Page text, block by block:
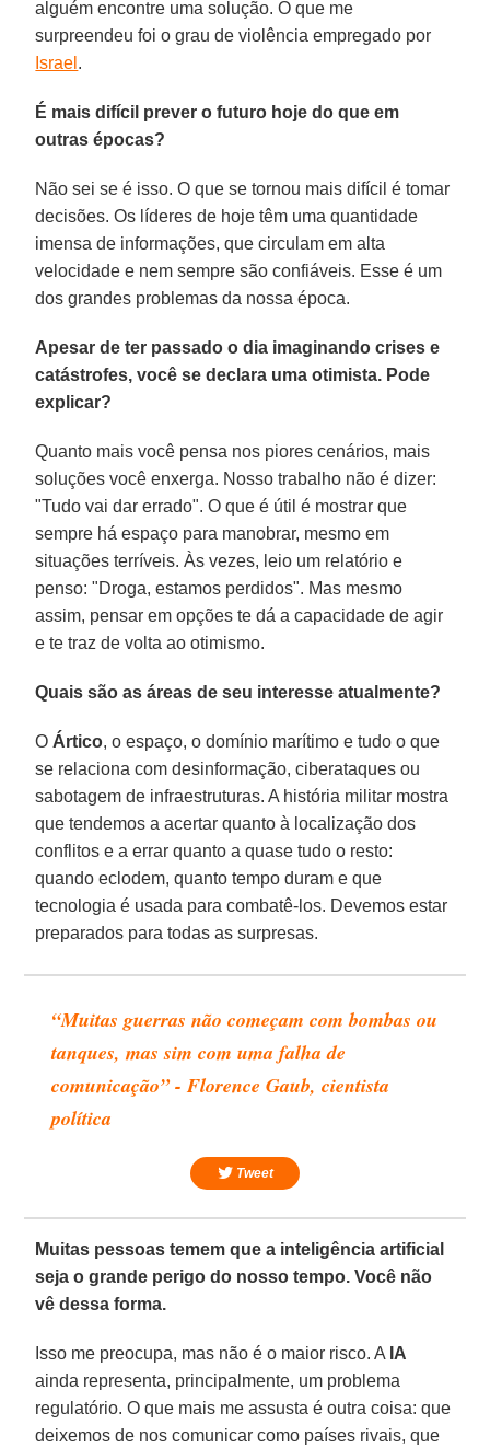
alguém encontre uma solução. O que me
surpreendeu foi o grau de violência empregado por
Israel .
É mais difícil prever o futuro hoje do que em
outras épocas?
Não sei se é isso. O que se tornou mais difícil é tomar
decisões. Os líderes de hoje têm uma quantidade
imensa de informações, que circulam em alta
velocidade e nem sempre são confiáveis. Esse é um
dos grandes problemas da nossa época.
Apesar de ter passado o dia imaginando crises e
catástrofes, você se declara uma otimista. Pode
explicar?
Quanto mais você pensa nos piores cenários, mais
soluções você enxerga. Nosso trabalho não é dizer:
"Tudo vai dar errado". O que é útil é mostrar que
sempre há espaço para manobrar, mesmo em
situações terríveis. Às vezes, leio um relatório e
penso: "Droga, estamos perdidos". Mas mesmo
assim, pensar em opções te dá a capacidade de agir
e te traz de volta ao otimismo.
Quais são as áreas de seu interesse atualmente?
O Ártico, o espaço, o domínio marítimo e tudo o que
se relaciona com desinformação, ciberataques ou
sabotagem de infraestruturas. A história militar mostra
que tendemos a acertar quanto à localização dos
conflitos e a errar quanto a quase tudo o resto:
quando eclodem, quanto tempo duram e que
tecnologia é usada para combatê-los. Devemos estar
preparados para todas as surpresas.
“Muitas guerras não começam com bombas ou
tanques, mas sim com uma falha de
comunicação” - Florence Gaub, cientista
política
Tweet
Muitas pessoas temem que a inteligência artificial
seja o grande perigo do nosso tempo. Você não
vê dessa forma.
Isso me preocupa, mas não é o maior risco. A IA
ainda representa, principalmente, um problema
regulatório. O que mais me assusta é outra coisa: que
deixemos de nos comunicar como países rivais, que